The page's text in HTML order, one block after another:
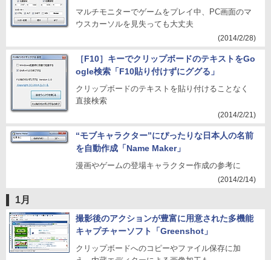
マルチモニターでゲームをプレイ中、PC画面のマ
ウスカーソルを見失っても大丈夫
(2014/2/28)
［F10］キーでクリップボードのテキストをGo
ogle検索「F10貼り付けずにググる」
クリップボードのテキストを貼り付けることなく
直接検索
(2014/2/21)
“モブキャラクター”にぴったりな日本人の名前
を自動作成「Name Maker」
漫画やゲームの登場キャラクター作成の参考に
(2014/2/14)
1月
撮影後のアクションが豊富に用意された多機能
キャプチャーソフト「Greenshot」
クリップボードへのコピーやファイル保存に加